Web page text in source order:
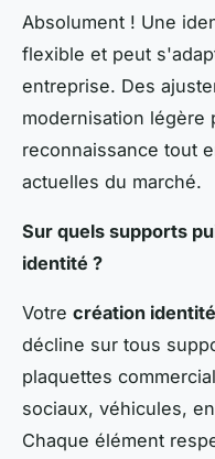
Absolument ! Une
flexible et peut
entreprise. Des
modernisation légère
reconnaissance tout
actuelles du marché.
Sur quels supports
identité ?
Votre création
décline sur tous
plaquettes
sociaux, véhicules,
Chaque élément